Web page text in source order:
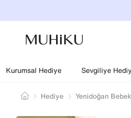
Kurumsal Hediye Sevgiliye
Hediye Yenidoğan